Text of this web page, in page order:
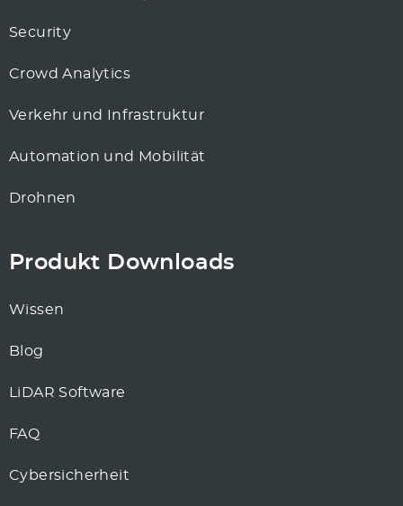
Security
Crowd Analytics
Verkehr und Infrastruktur
Automation und Mobilität
Drohnen
Produkt Downloads
Wissen
Blog
LiDAR Software
FAQ
Cybersicherheit